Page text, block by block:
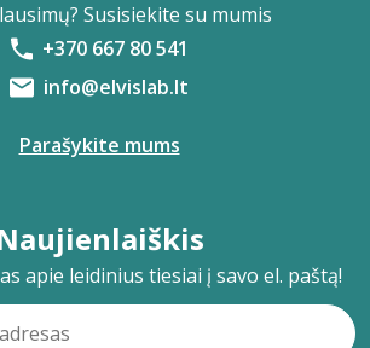
Susisiekite su mumis
+370 667 80 541
info@elvislab.lt
Parašykite mums
apie leidinius tiesiai į savo el. paštą!